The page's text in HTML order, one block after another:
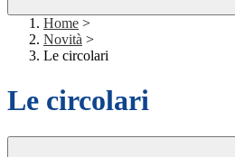
Home >
Novità >
Le circolari
Le circolari